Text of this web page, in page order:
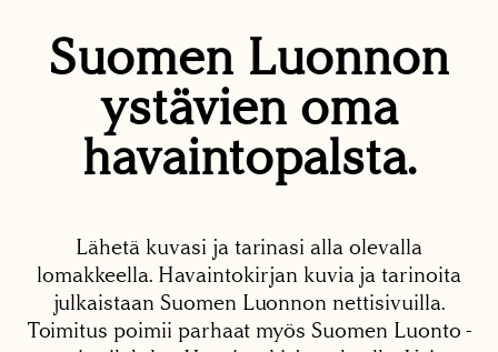
Suomen Luonnon
ystävien oma
havaintopalsta.
Lähetä kuvasi ja tarinasi alla olevalla
lomakkeella. Havaintokirjan kuvia ja tarinoita
julkaistaan Suomen Luonnon nettisivuilla.
Toimitus poimii parhaat myös Suomen Luonto -